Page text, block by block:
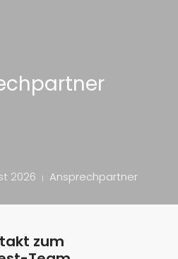
2026 Ansprechpartner
zum